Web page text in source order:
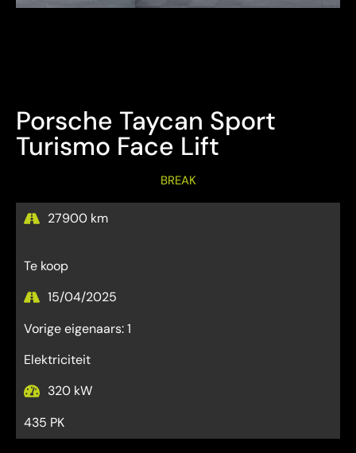
Porsche Taycan Sport
Turismo Face Lift
BREAK
27900 km
Te koop
15/04/2025
Vorige eigenaars: 1
Elektriciteit
320 kW
435 PK